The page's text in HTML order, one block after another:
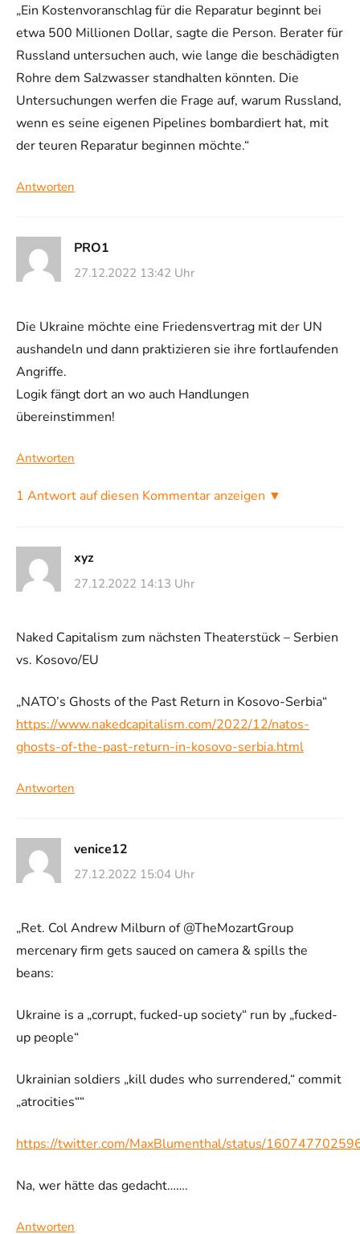
„Ein Kostenvoranschlag für die Reparatur beginnt bei
etwa 500 Millionen Dollar, sagte die Person. Berater für
Russland untersuchen auch, wie lange die beschädigten
Rohre dem Salzwasser standhalten könnten. Die
Untersuchungen werfen die Frage auf, warum Russland,
wenn es seine eigenen Pipelines bombardiert hat, mit
der teuren Reparatur beginnen möchte.“
Antworten
PRO1
27.12.2022 13:42 Uhr
Die Ukraine möchte eine Friedensvertrag mit der UN
aushandeln und dann praktizieren sie ihre fortlaufenden
Angriffe.
Logik fängt dort an wo auch Handlungen
übereinstimmen!
Antworten
1 Antwort auf diesen Kommentar anzeigen ▼
xyz
27.12.2022 14:13 Uhr
Naked Capitalism zum nächsten Theaterstück – Serbien
vs. Kosovo/EU
„NATO’s Ghosts of the Past Return in Kosovo-Serbia“
https://www.nakedcapitalism.com/2022/12/natos-
ghosts-of-the-past-return-in-kosovo-serbia.html
Antworten
venice12
27.12.2022 15:04 Uhr
„Ret. Col Andrew Milburn of @TheMozartGroup
mercenary firm gets sauced on camera & spills the
beans:
Ukraine is a „corrupt, fucked-up society“ run by „fucked-
up people“
Ukrainian soldiers „kill dudes who surrendered,“ commit
„atrocities““
https://twitter.com/MaxBlumenthal/status/
Na, wer hätte das gedacht…….
Antworten